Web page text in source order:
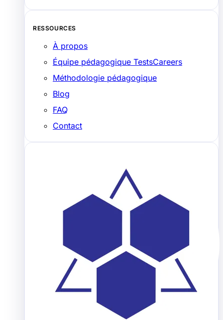
RESSOURCES
À propos
Équipe pédagogique TestsCareers
Méthodologie pédagogique
Blog
FAQ
Contact